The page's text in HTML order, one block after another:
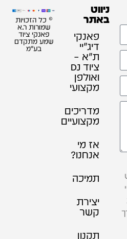
ניווט
באתר
פאנקי
דיג׳יי
ת"א –
ציוד DJ
ואולפן
מקצועי
מדריכים
מקצועיים
אז מי
אנחנו?
תמיכה
יצירת
קשר
תקנון
© כל הזכויות
שמורות ר.א
פאנקי ציוד
שמע מתקדם
בע"מ